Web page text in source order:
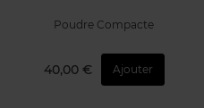
Poudre Compacte
40,00 € Ajouter